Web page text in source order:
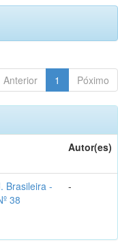
Anterior 1 Póximo
Autor(es)
Brasileira -
38
-